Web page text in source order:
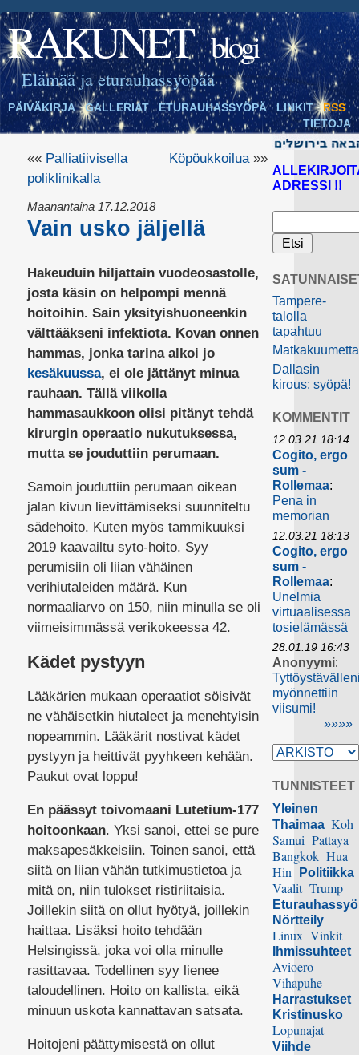
RAKUNET blogi
Elämää ja eturauhassyöpää
PÄIVÄKIRJA GALLERIAT ETURAUHASSYÖPÄ LINKIT
RSS
TIETOJA
«« Palliatiivisella
poliklinikalla
Köpöukkoilua»»
Maanantaina 17.12.2018
Vain usko jäljellä
Hakeuduin hiljattain vuodeosastolle,
josta käsin on helpompi mennä
hoitoihin. Sain yksityishuoneenkin
välttääkseni infektiota. Kovan onnen
hammas, jonka tarina alkoi jo
kesäkuussa, ei ole jättänyt minua
rauhaan. Tällä viikolla
hammasaukkoon olisi pitänyt tehdä
kirurgin operaatio nukutuksessa,
mutta se jouduttiin perumaan.
Samoin jouduttiin perumaan oikean
jalan kivun lievittämiseksi suunniteltu
sädehoito. Kuten myös tammikuuksi
2019 kaavailtu syto-hoito. Syy
perumisiin oli liian vähäinen
verihiutaleiden määrä. Kun
normaaliarvo on 150, niin minulla se oli
viimeisimmässä verikokeessa 42.
Kädet pystyyn
Lääkärien mukaan operaatiot söisivät
ne vähäisetkin hiutaleet ja menehtyisin
nopeammin. Lääkärit nostivat kädet
pystyyn ja heittivät pyyhkeen kehään.
Paukut ovat loppu!
En päässyt toivomaani Lutetium-177
hoitoonkaan. Yksi sanoi, ettei se pure
maksapesäkkeisiin. Toinen sanoi, että
siitä on liian vähän tutkimustietoa ja
mitä on, niin tulokset ristiriitaisia.
Joillekin siitä on ollut hyötyä, joillekin
haittaa. Lisäksi hoito tehdään
Helsingissä, joka voi olla minulle
rasittavaa. Todellinen syy lienee
taloudellinen. Hoito on kallista, eikä
minuun uskota kannattavan satsata.
Hoitojeni päättymisestä on ollut
ADRESSI !!
Tampere-
talolla
tapahtuu
Matkakuumetta
Dallasin
kirous: syöpä!
KOMMENTIT
12.03.21 18:14
Cogito, ergo
sum -
Rollemaa:
Pena in
memorian
12.03.21 18:13
Cogito, ergo
sum -
Rollemaa:
Unelmia
virtuaalisessa
tosielämässä
28.01.19 16:43
Anonyymi:
myönnettiin
viisumi!
»»»»
TUNNISTEET
Yleinen
Thaimaa Koh
Samui Pattaya
Bangkok Hua
Hin
Politiikka
Vaalit Trump
Nörtteily
Linux Vinkit
Ihmissuhteet
Avioero
Vihapuhe
Harrastukset
Kristinusko
Lopunajat
Viihde